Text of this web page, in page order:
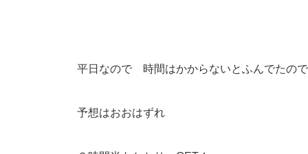
平日なので 時間はかからないとふんでたの
予想はおおはずれ